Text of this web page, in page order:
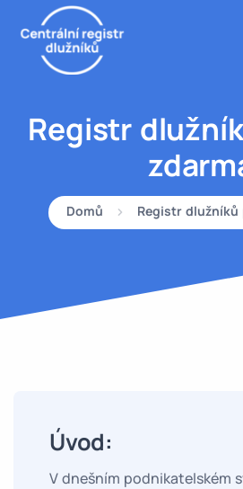
Registr
Domů Registr
Úvod:
V dnešním podnikatelském